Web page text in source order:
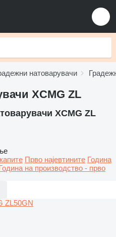
натоварувачи
XCMG ZL
XCMG ZL
Прво најевтините Година
на производство - прво